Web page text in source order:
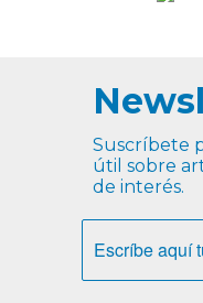
Suscríbete
útil sobre
de interés.
aquí